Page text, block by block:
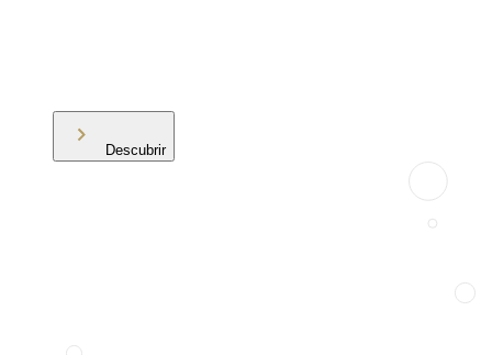
Descubrir